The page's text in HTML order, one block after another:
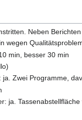
Neben
wegen
min, besser 30 min
Zwei Programme,
ja.